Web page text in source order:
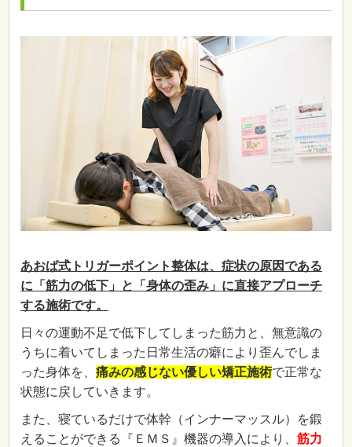
あおば式トリガーポイント整体は、症状の原因である
に「筋力の低下」と「身体の歪み」に直接アプローチ
する施術です。
日々の運動不足で低下してしまった筋力と、無意識の
うちに着いてしまった日常生活の癖により歪んでしま
った身体を、痛みの感じない優しい矯正施術で正常な
状態に戻していきます。
また、寝ているだけで体幹（インナーマッスル）を鍛
えることができる『ＥＭＳ』機器の導入により、筋力